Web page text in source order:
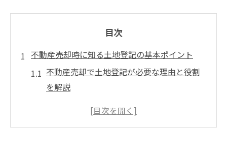
目次
不動産売却時に知る土地登記の基本ポイント
不動産売却で土地登記が必要な理由と役割
を解説
所有権移転登記の流れと不動産売却の関係